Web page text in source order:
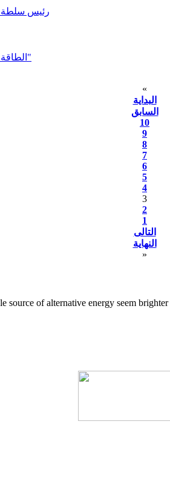
رئيس سلطة
الطاقة بصدد تنفيذ "خطة ترشيد استهلاك الكهرباء في القطاع الحكومي"
«
البداية
السابق
10
9
8
7
6
5
4
3
2
1
التالى
النهاية
»
source of alternative energy seem